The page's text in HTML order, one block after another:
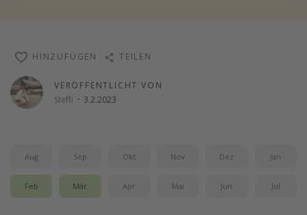
Wochenendtrip
Singlereisen
Strandurlaub
Hotels in Amsterdam
Hotels am Achensee
VERÖFFENTLICHT VON
Steffi · 3.2.2023
HINZUFÜGEN TEILEN
Aug Sep Okt Nov Dez Jan
Feb Mär Apr Mai Jun Jul